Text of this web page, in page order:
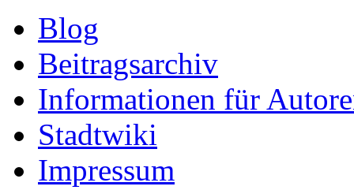
Blog
Beitragsarchiv
Informationen für
Stadtwiki
Impressum